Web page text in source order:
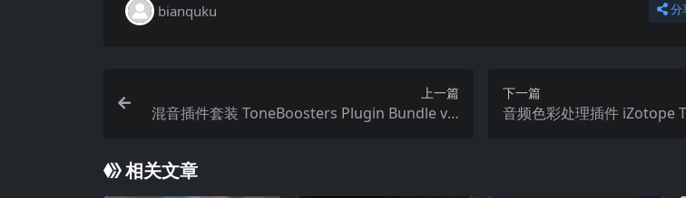
bianquku 分
上一篇
混音插件套装 ToneBoosters Plugin Bundle v2.
下一篇
音频色彩处理插件 iZotope
相关文章